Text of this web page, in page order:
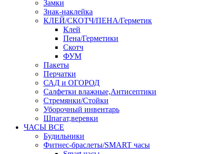
Замки
Знак-наклейка
КЛЕЙ/СКОТЧ/ПЕНА/Герметик
Клей
Пена/Герметики
Скотч
ФУМ
Пакеты
Перчатки
САД и ОГОРОД
Салфетки влажные,Антисептики
Стремянки/Стойки
Уборочный инвентарь
Шпагат,веревки
ЧАСЫ ВСЕ
Будильники
Фитнес-браслеты/SMART часы